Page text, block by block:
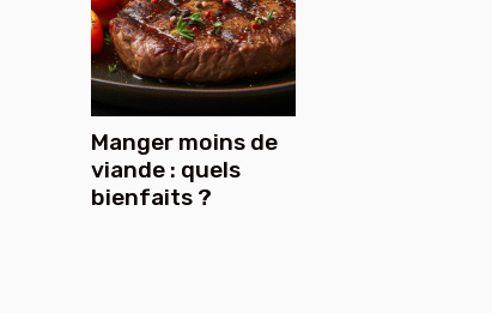
Manger moins de
viande : quels
bienfaits ?